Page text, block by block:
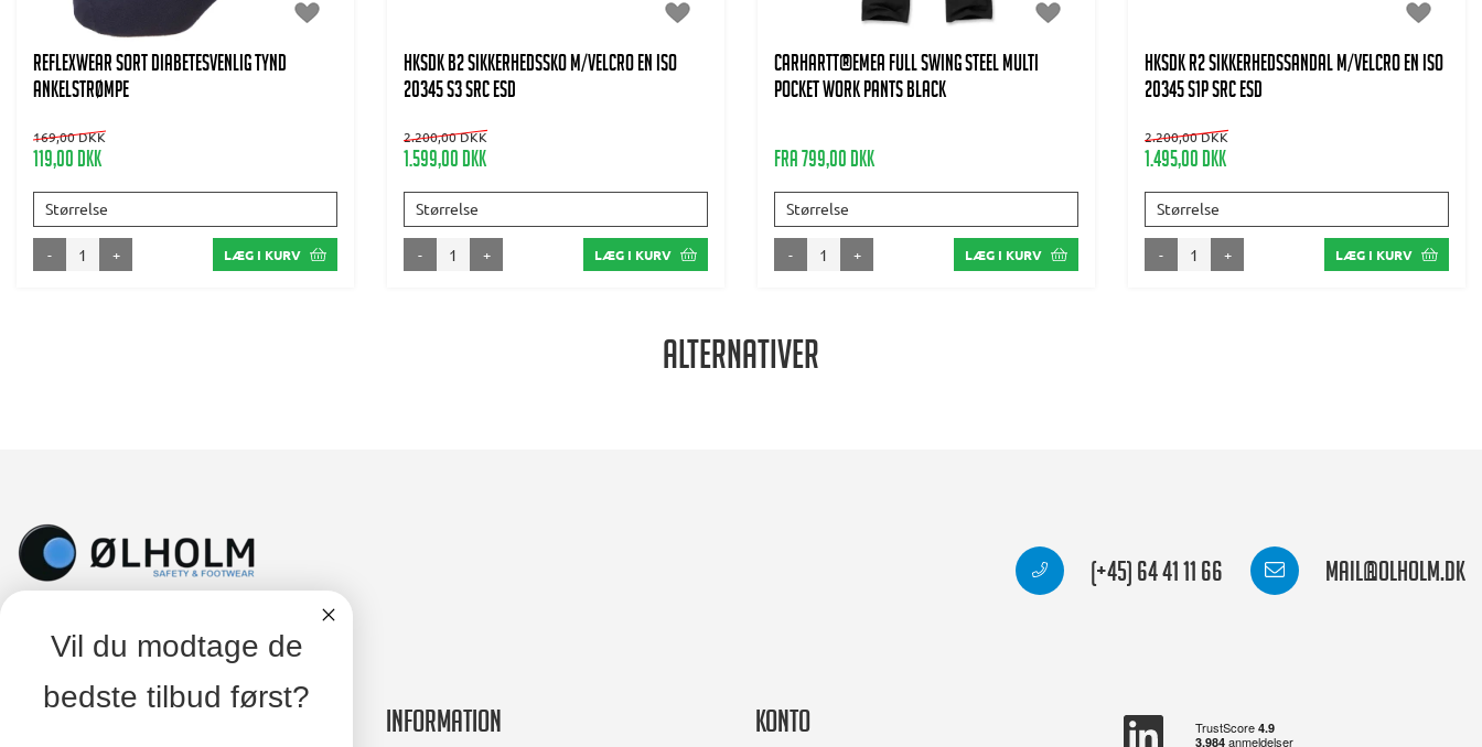
REFLEXWEAR Sort diabetesvenlig tynd
ankelstrømpe
169,00 DKK
119,00 DKK
Størrelse
- + LÆG I KURV
HKSDK B2 Sikkerhedssko m/velcro EN ISO
20345 S3 SRC ESD
2.200,00 DKK
1.599,00 DKK
Størrelse
- + LÆG I KURV
CARHARTT®EMEA FULL SWING STEEL MULTI
POCKET WORK PANTS BLACK
Fra 799,00 DKK
Størrelse
- + LÆG I KURV
HKSDK R2 Sikkerhedssandal m/velcro EN ISO
20345 S1P SRC ESD
2.200,00 DKK
1.495,00 DKK
Størrelse
- + LÆG I KURV
Alternativer
(+45) 64 41 11 66 mail@olholm.dk
Information Konto
linkedin
Vil du modtage de
bedste tilbud først?